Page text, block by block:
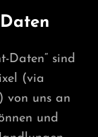
Daten“ sind
(via
von uns an
und